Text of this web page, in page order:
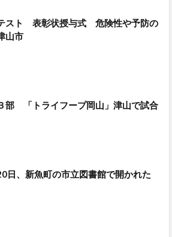
スト 表彰状授与式 危険性や予防の
山市
部 「トライフープ岡山」津山で試合
日、新魚町の市立図書館で開かれた